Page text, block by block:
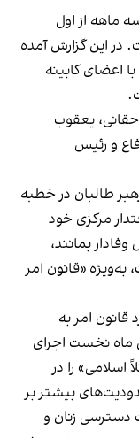
ماهه از اول
در این گزارش آمده
اعضای کابینه
یعقوب
و رئیس
است به تاریخ ۳۰ مارچ، رهبر طالبان در خطبه
مرکزی خود
بمانند،
به‌ویژه «قانون امر
قانون امر به
ماه نخست اجرای
اسلامی» را در
بیشتر بر
زنان و